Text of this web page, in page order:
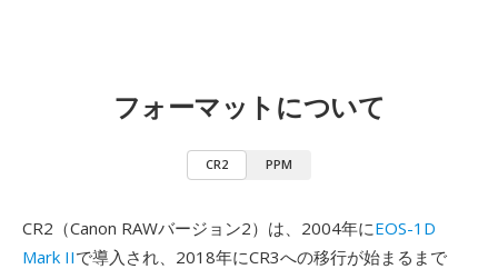
フォーマットについて
CR2 PPM
CR2（Canon RAWバージョン2）は、2004年にEOS-1D
Mark IIで導入され、2018年にCR3への移行が始まるまで